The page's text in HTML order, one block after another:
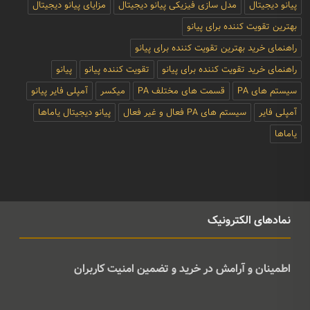
پیانو دیجیتال مدل سازی فیزیکی پیانو دیجیتال
مزایای پیانو دیجیتال
بهترین تقویت کننده برای پیانو
راهنمای خرید بهترین تقویت کننده برای پیانو
راهنمای خرید تقویت کننده برای پیانو
تقویت کننده پیانو
پیانو
سیستم های PA
قسمت های مختلف PA میکسر
آمپلی فایر پیانو
آمپلی فایر
سیستم های PA فعال و غیر فعال
پیانو دیجیتال یاماها
یاماها
نمادهای الکترونیک
اطمینان و آرامش در خرید و تضمین امنیت کاربران